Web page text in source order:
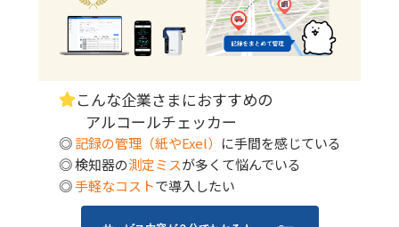
こんな企業さまにおすすめの
アルコールチェッカー
◎記録の管理（紙やExel） に手間を感じている
◎ 検知器の測定ミスが多くて悩んでいる
◎手軽なコストで導入したい